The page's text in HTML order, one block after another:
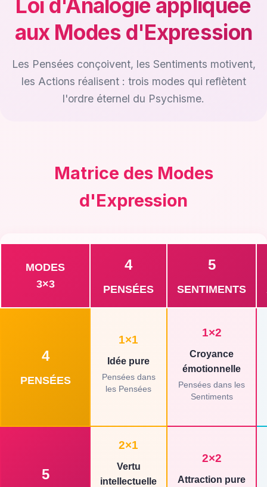
Loi d'Analogie appliquée
aux Modes d'Expression
Les Pensées conçoivent, les Sentiments motivent,
les Actions réalisent : trois modes qui reflètent
l'ordre éternel du Psychisme.
Matrice des Modes
d'Expression
MODES
3×3
4
PENSÉES
5
SENTIMENTS
4
PENSÉES
1×1
Idée pure
Pensées dans
les Pensées
1×2
Croyance
émotionnelle
Pensées dans les
Sentiments
5
2×1
Vertu
intellectuelle
2×2
Attraction pure